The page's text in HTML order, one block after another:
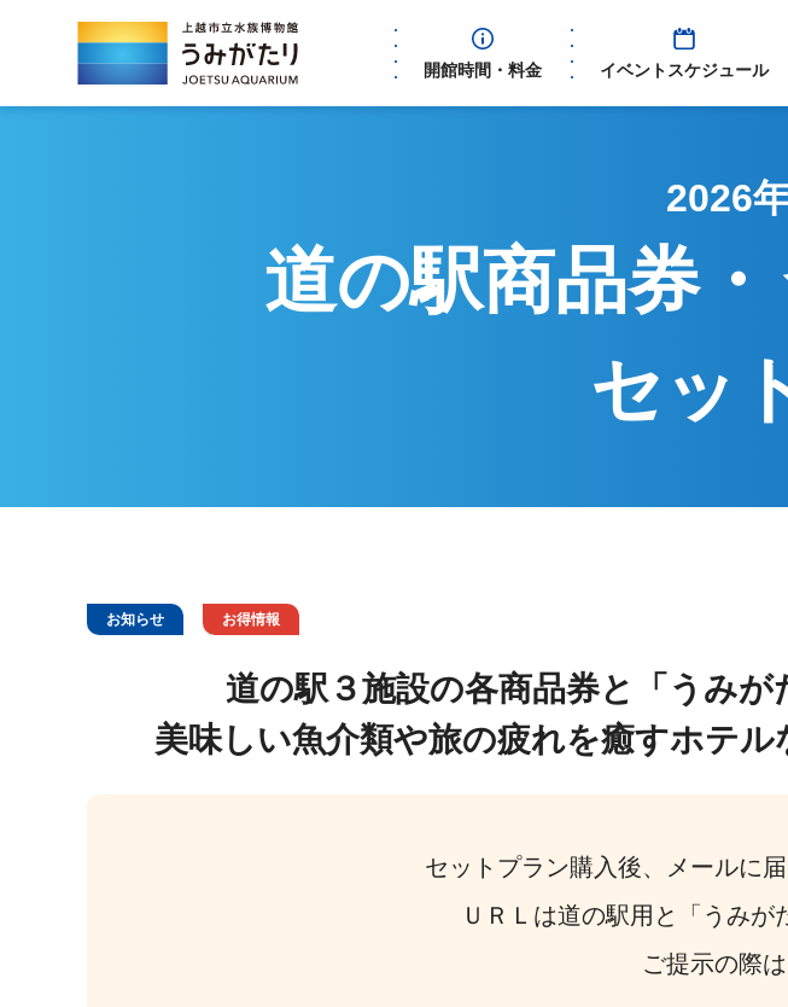
開館時間・料金 イベントスケジュール
2026
道の駅商品券
セッ
お知らせ お得情報
道の駅３施設の各商品券と「うみ
美味しい魚介類や旅の疲れを癒すホテ
セットプラン購入後、メールに
ＵＲＬは道の駅用と「うみが
ご提示の際